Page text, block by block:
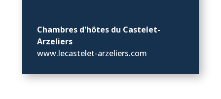
Chambres d'hôtes du Castelet-
Arzeliers
www.lecastelet-arzeliers.com